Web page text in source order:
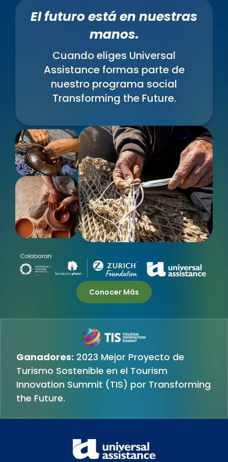
El futuro está en nuestras
manos.
Cuando eliges Universal
Assistance formas parte de
nuestro programa social
Transforming the Future.
Conocer Más
Ganadores: 2023 Mejor Proyecto de
Turismo Sostenible en el Tourism
Innovation Summit (TIS) por Transforming
the Future.